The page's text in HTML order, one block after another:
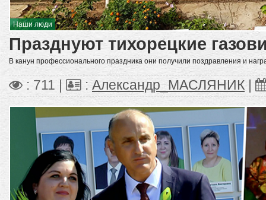
Наши люди
Празднуют тихорецкие
В канун профессионального праздника они получили поздравления и
: 711 | :Александр_МАСЛЯНИК